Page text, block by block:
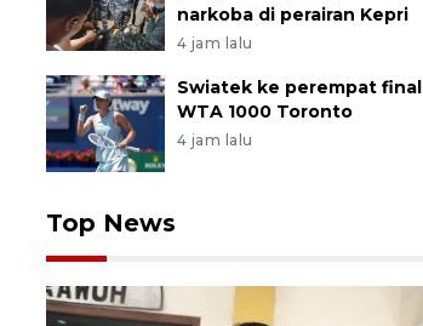
narkoba di perairan Kepri
4 jam lalu
Swiatek ke perempat final
WTA 1000 Toronto
4 jam lalu
Top News